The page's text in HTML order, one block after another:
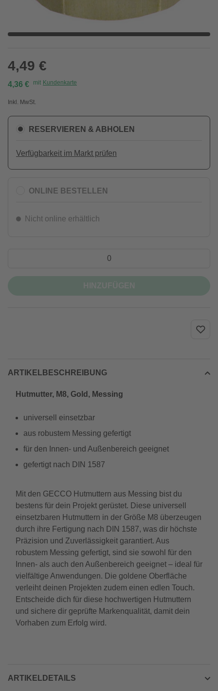
4,49 €
4,36 € mit Kundenkarte
Inkl. MwSt.
RESERVIEREN & ABHOLEN
Verfügbarkeit im Markt prüfen
ONLINE BESTELLEN
Nicht online erhältlich
ARTIKELBESCHREIBUNG
Hutmutter, M8, Gold, Messing
universell einsetzbar
aus robustem Messing gefertigt
für den Innen- und Außenbereich geeignet
gefertigt nach DIN 1587
Mit den GECCO Hutmuttern aus Messing bist du
bestens für dein Projekt gerüstet. Diese universell
einsetzbaren Hutmuttern in der Größe M8 überzeugen
durch ihre Fertigung nach DIN 1587, was dir höchste
Präzision und Zuverlässigkeit garantiert. Aus
robustem Messing gefertigt, sind sie sowohl für den
Innen- als auch den Außenbereich geeignet – ideal für
vielfältige Anwendungen. Die goldene Oberfläche
verleiht deinen Projekten zudem einen edlen Touch.
Entscheide dich für diese hochwertigen Hutmuttern
und sichere dir geprüfte Markenqualität, damit dein
Vorhaben zum Erfolg wird.
ARTIKELDETAILS